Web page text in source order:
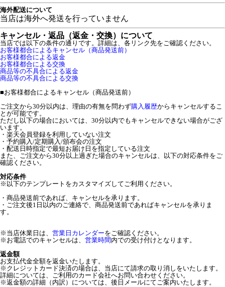
海外配送について
当店は海外へ発送を行っていません
キャンセル・返品（返金・交換）について
当店では以下の条件の通りです。詳細は、各リンク先をご確認ください。
お客様都合によるキャンセル（商品発送前）
お客様都合による返金
お客様都合による交換
商品等の不具合による返金
商品等の不具合による交換
■お客様都合によるキャンセル（商品発送前）
ご注文から30分以内は、理由の有無を問わず購入履歴からキャンセルするこ
とが可能です。
ただし以下の場合においては、30分以内でもキャンセルできない場合がござ
います。
・楽天会員登録を利用していない注文
・予約購入/定期購入/頒布会の注文
・配送日時指定で最短お届け日を指定している注文
また、ご注文から30分以上過ぎた場合のキャンセルは、以下の対応条件をご
確認ください。
対応条件
※以下のテンプレートをカスタマイズしてご利用ください。
・商品発送前であれば、キャンセルを承ります。
・ご注文後1日以内のご連絡で、商品発送前であればキャンセルを承りま
す。
※当店休業日は、 営業日カレンダーをご確認ください。
※お電話でのキャンセルは、 営業時間 内での受け付けとなります。
返金額
お支払代金全額を返金いたします。
※クレジットカード決済の場合は、当店にて請求の取り消しをいたします。
詳細については、ご利用のカード会社へお問い合わせください。
※返金額の詳細（内訳）については、後日メールにてご案内いたします。